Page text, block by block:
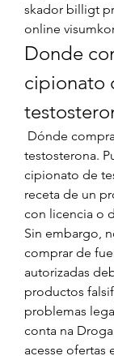
skador billigt
online
Donde
cipionato
testosterona.
cipionato de
receta de un
con licencia o
Sin embargo,
comprar de
autorizadas
productos
problemas
conta na
acesse ofertas